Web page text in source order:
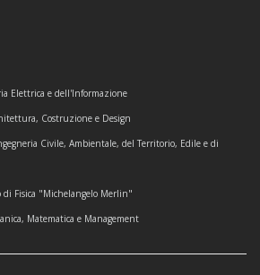
Elettrica e dell'Informazione
Costruzione e Design
Civile, Ambientale, del Territorio, Edile e di
Fisica "Michelangelo Merlin"
Matematica e Management